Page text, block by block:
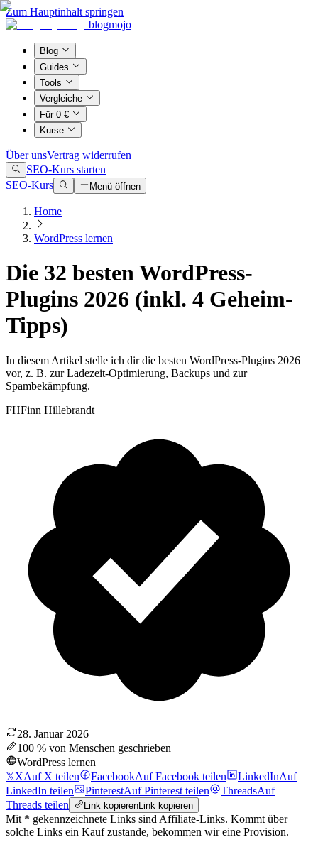
Zum Hauptinhalt springen
blogmojo
Blog
Guides
Tools
Vergleiche
Für 0 €
Kurse
Über unsVertrag widerrufen
SEO-Kurs starten
SEO-Kurs
Menü öffnen
Home
WordPress lernen
Die 32 besten WordPress-
Plugins 2026 (inkl. 4 Geheim-
Tipps)
In diesem Artikel stelle ich dir die besten WordPress-Plugins 2026
vor, z. B. zur Ladezeit-Optimierung, Backups und zur
Spambekämpfung.
FHFinn Hillebrandt
28. Januar 2026
100 % von Menschen geschrieben
WordPress lernen
𝕏XAuf X teilen FacebookAuf Facebook teilen LinkedInAuf
LinkedIn teilen
PinterestAuf Pinterest teilen ThreadsAuf
Threads teilen
Link kopieren Link kopieren
Mit * gekennzeichnete Links sind Affiliate-Links. Kommt über
solche Links ein Kauf zustande, bekommen wir eine Provision.